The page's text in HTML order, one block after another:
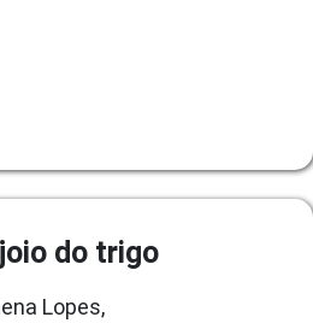
do trigo
Lopes,